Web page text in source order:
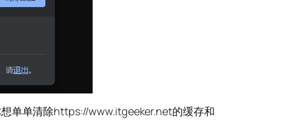
单单清除https://www.itgeeker.net的缓存和